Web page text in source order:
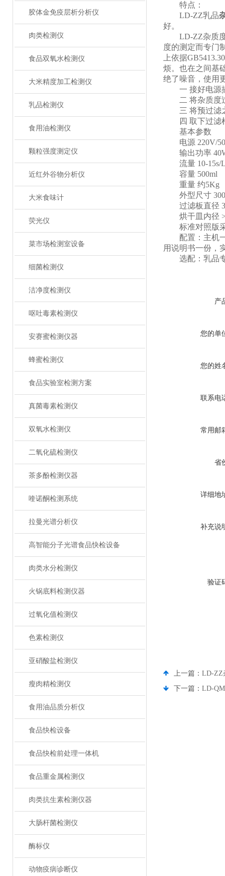
胶体金免疫层析分析仪
肉类检测仪
食品双氧水检测仪
大米精度加工检测仪
乳品检测仪
食用油检测仪
颗粒强度测定仪
近红外谷物分析仪
大米食味计
荧光仪
菜市场检测室设备
细菌检测仪
洁净度检测仪
呕吐毒素检测仪
安赛蜜检测仪器
蜂蜜检测仪
食品实验室检测方案
真菌毒素检测仪
双氧水检测仪
二氧化硫检测仪
茶多酚检测仪器
喹诺酮检测系统
拉曼光谱分析仪
高智能分子光谱食品快检设备
肉类水分检测仪
火锅底料检测仪器
过氧化值检测仪
色素检测仪
亚硝酸盐检测仪
瘦肉精检测仪
食用油品质分析仪
食品快检设备
食品快检前处理一体机
食品重金属检测仪
肉类抗生素检测仪器
大肠杆菌检测仪
酶标仪
动物疫病诊断仪
特点：
LD-ZZ乳品
好。
LD-ZZ杂质度
度的测定而专门
上依据
烦。也在之间基
绝了噪音，使用
一 接好电源插
二 将杂质度过
三 将预过滤之
四 取下过滤棉
基本参数
电源 220V/
输出功率
流量 10-15s/
容量 500ml
重量 约5Kg
外型尺寸 300
过滤板直径
烘干皿内径
标准对照版采
配置：主机一
用说明书一份，
选配：乳品专
产
您的单
您的姓
联系电
常用邮
省
详细地
补充说
验证
上一篇： LD-ZZ
下一篇： LD-